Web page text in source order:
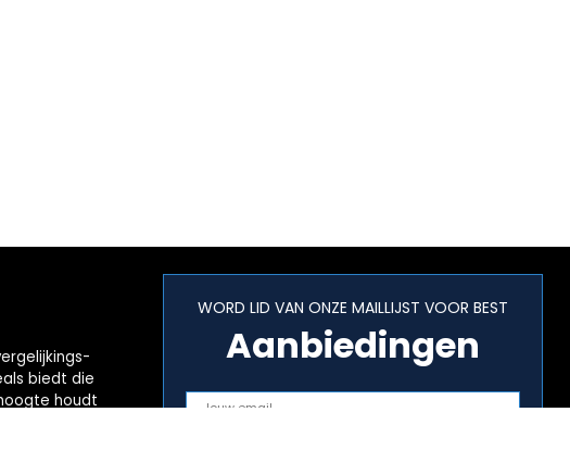
biedt die
houdt
WORD LID VAN ONZE MAILLIJST VOOR BEST
Aanbiedingen